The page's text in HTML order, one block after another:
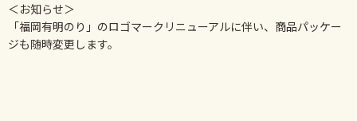
海苔
海藻
＜お知らせ＞
「福岡有明のり」のロゴマークリニューアルに伴い、商品パッケー
ジも随時変更します。